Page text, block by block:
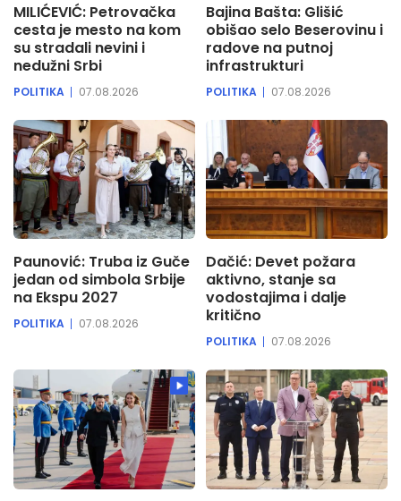
MILIĆEVIĆ: Petrovačka
cesta je mesto na kom
su stradali nevini i
nedužni Srbi
POLITIKA 07.08.2026
Bajina Bašta: Glišić
obišao selo Beserovinu i
radove na putnoj
infrastrukturi
POLITIKA 07.08.2026
Paunović: Truba iz Guče
jedan od simbola Srbije
na Ekspu 2027
POLITIKA 07.08.2026
Dačić: Devet požara
aktivno, stanje sa
vodostajima i dalje
kritično
POLITIKA 07.08.2026